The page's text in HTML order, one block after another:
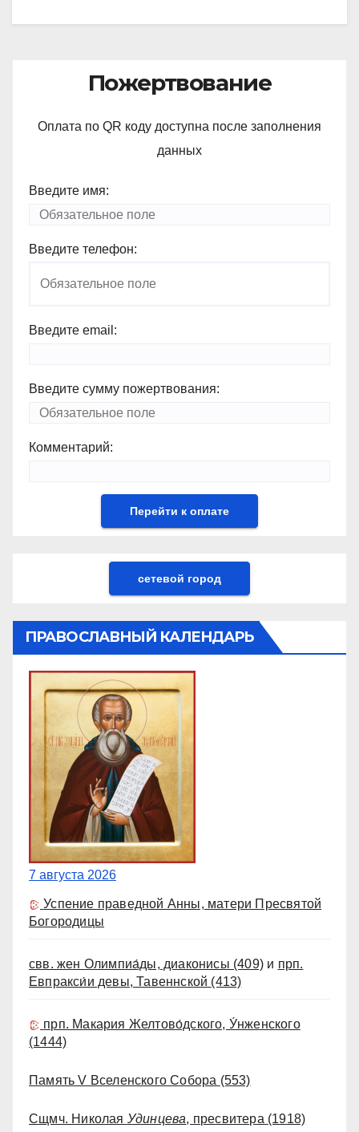
Пожертвование
Оплата по QR коду доступна после заполнения
данных
Введите имя:
Введите телефон:
Введите email:
Введите сумму пожертвования:
Комментарий:
сетевой город
ПРАВОСЛАВНЫЙ КАЛЕНДАРЬ
7 августа 2026
Успение праведной Анны, матери Пресвятой
Богородицы
свв. жен Олимпиа́ды, диаконисы (409) и прп.
Евпракси́и девы, Тавеннской (413)
прп. Макария Желтово́дского, У́нженского
(1444)
Память V Вселенского Собора (553)
Сщмч. Николая Удинцева, пресвитера (1918)